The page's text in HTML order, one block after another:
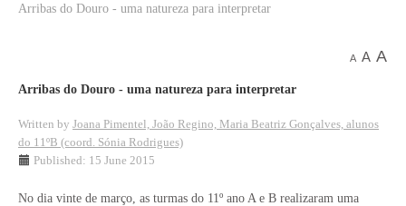
Arribas do Douro - uma natureza para interpretar
A A A
Arribas do Douro - uma natureza para interpretar
Written by Joana Pimentel, João Regino, Maria Beatriz Gonçalves, alunos
do 11ºB (coord. Sónia Rodrigues)
Published: 15 June 2015
No dia vinte de março, as turmas do 11º ano A e B realizaram uma